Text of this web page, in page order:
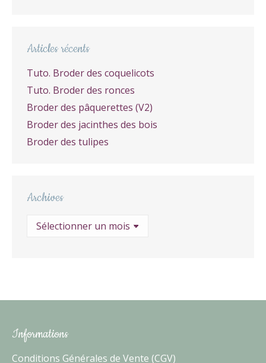
Articles récents
Tuto. Broder des coquelicots
Tuto. Broder des ronces
Broder des pâquerettes (V2)
Broder des jacinthes des bois
Broder des tulipes
Archives
Archives
Informations
Conditions Générales de Vente (CGV)